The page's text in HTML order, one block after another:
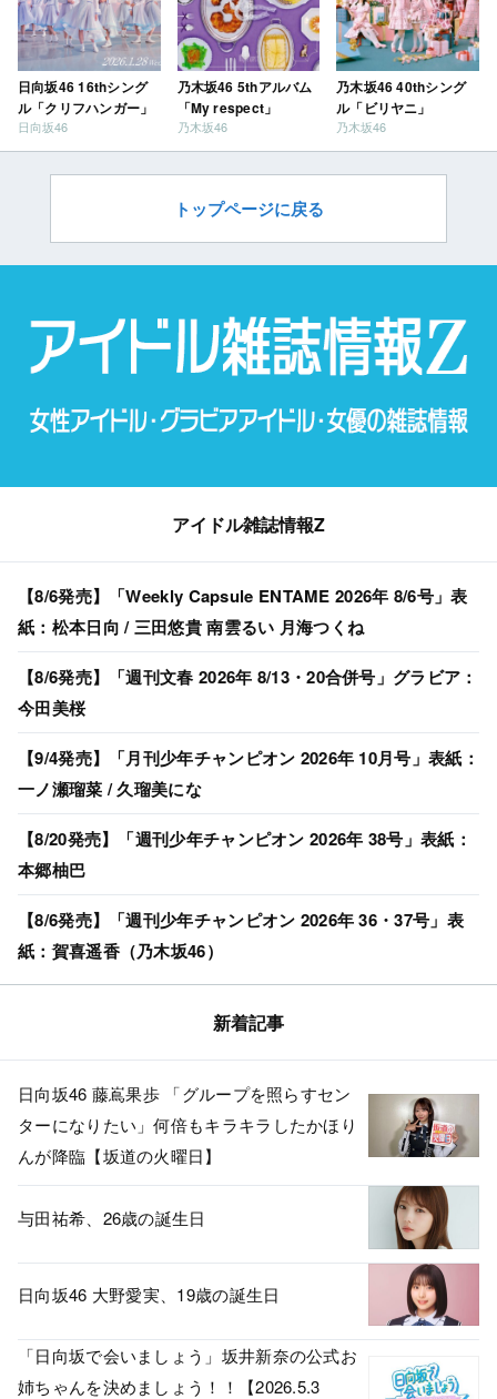
日向坂46 16thシング
ル「クリフハンガー」
日向坂46
乃木坂46 5thアルバム
「My respect」
乃木坂46
乃木坂46 40thシング
ル「ビリヤニ」
乃木坂46
トップページに戻る
アイドル雑誌情報Z
【8/6発売】「Weekly Capsule ENTAME 2026年 8/6号」表
紙：松本日向 / 三田悠貴 南雲るい 月海つくね
【8/6発売】「週刊文春 2026年 8/13・20合併号」グラビア：
今田美桜
【9/4発売】「月刊少年チャンピオン 2026年 10月号」表紙：
一ノ瀬瑠菜 / 久瑠美にな
【8/20発売】「週刊少年チャンピオン 2026年 38号」表紙：
本郷柚巴
【8/6発売】「週刊少年チャンピオン 2026年 36・37号」表
紙：賀喜遥香（乃木坂46）
新着記事
日向坂46 藤嶌果歩 「グループを照らすセン
ターになりたい」何倍もキラキラしたかほり
んが降臨【坂道の火曜日】
与田祐希、26歳の誕生日
日向坂46 大野愛実、19歳の誕生日
「日向坂で会いましょう」坂井新奈の公式お
姉ちゃんを決めましょう！！【2026.5.3